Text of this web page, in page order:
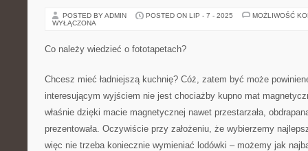
POSTED BY ADMIN POSTED ON LIP - 7 - 2025
MOŻLIWOŚĆ
WYŁĄCZONA
Co należy wiedzieć o fototapetach?
Chcesz mieć ładniejszą kuchnię? Cóż, zatem być może
interesującym wyjściem nie jest chociażby kupno mat
właśnie dzięki macie magnetycznej nawet przestarzała,
prezentowała. Oczywiście przy założeniu, że wybierzemy
więc nie trzeba koniecznie wymieniać lodówki – możemy jak